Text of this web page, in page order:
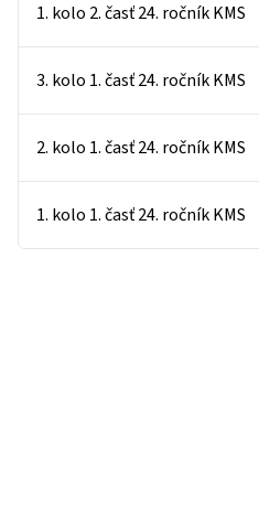
1. kolo 2. časť 24. ročník KMS
3. kolo 1. časť 24. ročník KMS
2. kolo 1. časť 24. ročník KMS
1. kolo 1. časť 24. ročník KMS